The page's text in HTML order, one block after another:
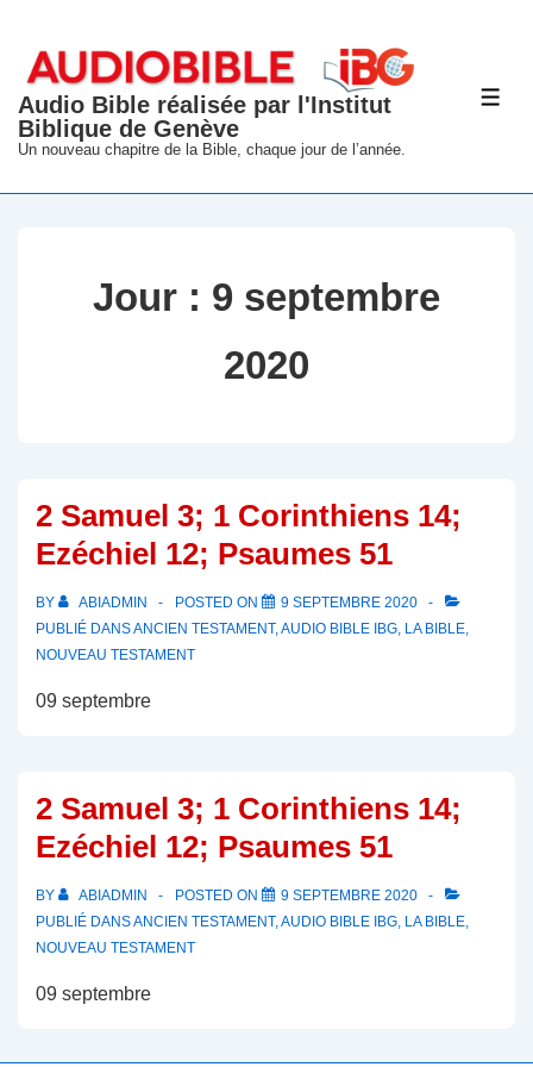
passer
contenu
principal
Audio Bible réalisée par l'Institut
Biblique de Genève
Un nouveau chapitre de la Bible, chaque jour de l’année.
Jour : 9 septembre
2020
2 Samuel 3; 1 Corinthiens 14;
Ezéchiel 12; Psaumes 51
BY ABIADMIN POSTED ON
9 SEPTEMBRE 2020
PUBLIÉ DANSANCIEN TESTAMENT,AUDIO BIBLE IBG, LA BIBLE,
NOUVEAU TESTAMENT
09 septembre
2 Samuel 3; 1 Corinthiens 14;
Ezéchiel 12; Psaumes 51
BY ABIADMIN POSTED ON
9 SEPTEMBRE 2020
PUBLIÉ DANSANCIEN TESTAMENT,AUDIO BIBLE IBG, LA BIBLE,
NOUVEAU TESTAMENT
09 septembre